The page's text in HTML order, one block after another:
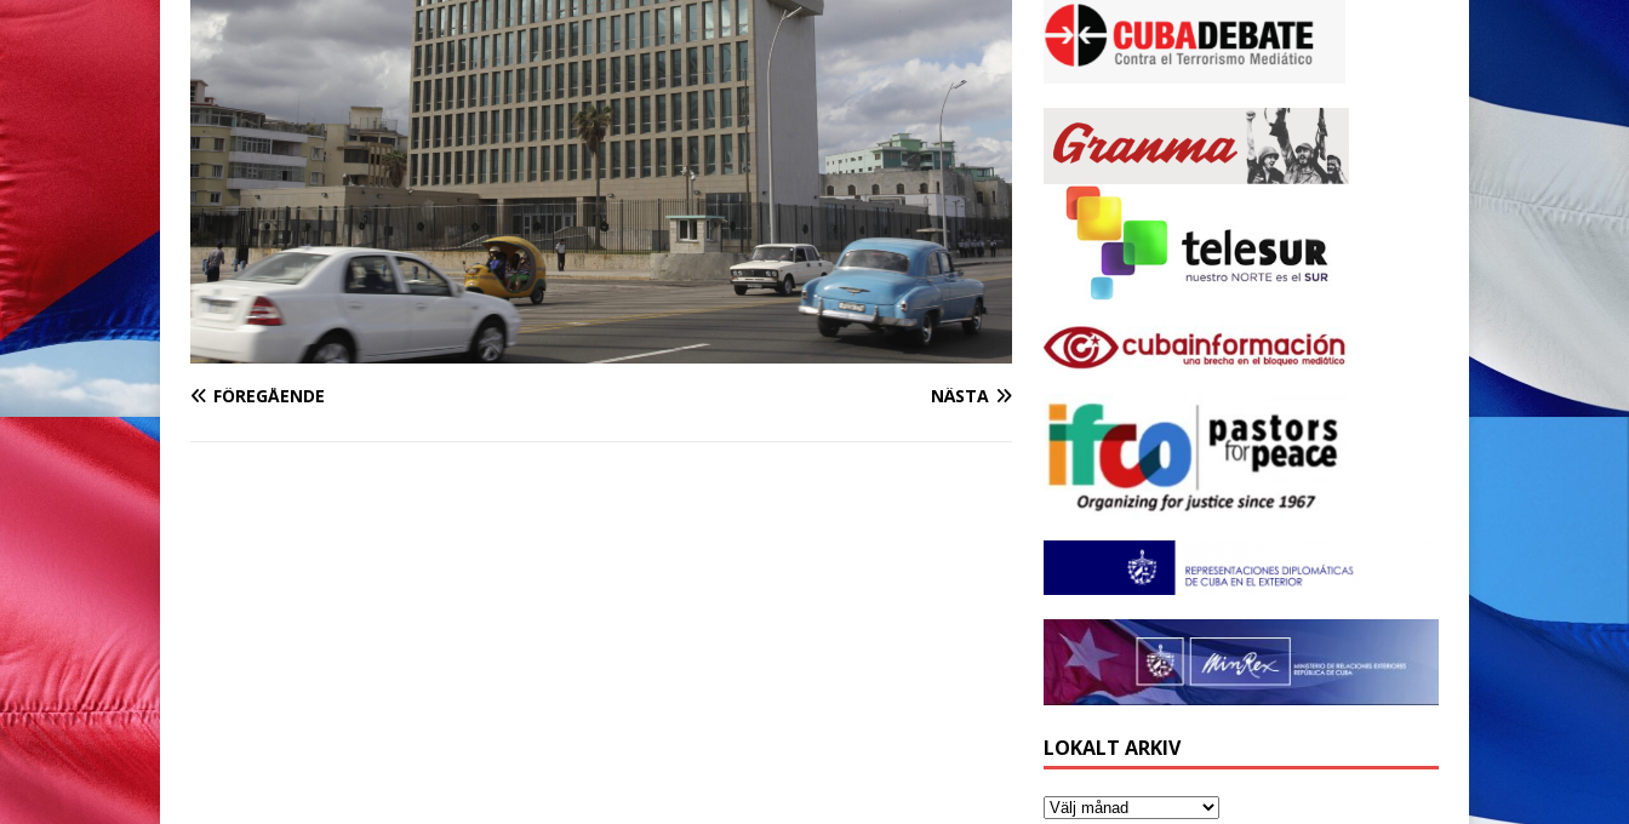
FÖREGÅENDE NÄSTA
LOKALT ARKIV